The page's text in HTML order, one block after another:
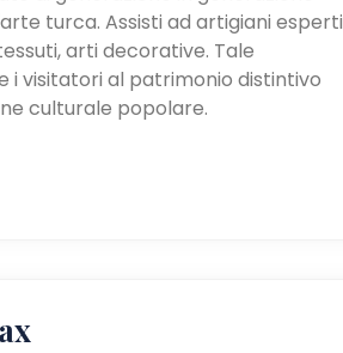
turca. Assisti ad artigiani esperti
arti decorative. Tale
visitatori al patrimonio distintivo
culturale popolare.